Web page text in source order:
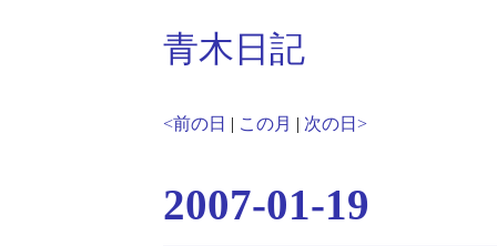
青木日記
<前の日 | この月 | 次の日>
2007-01-19